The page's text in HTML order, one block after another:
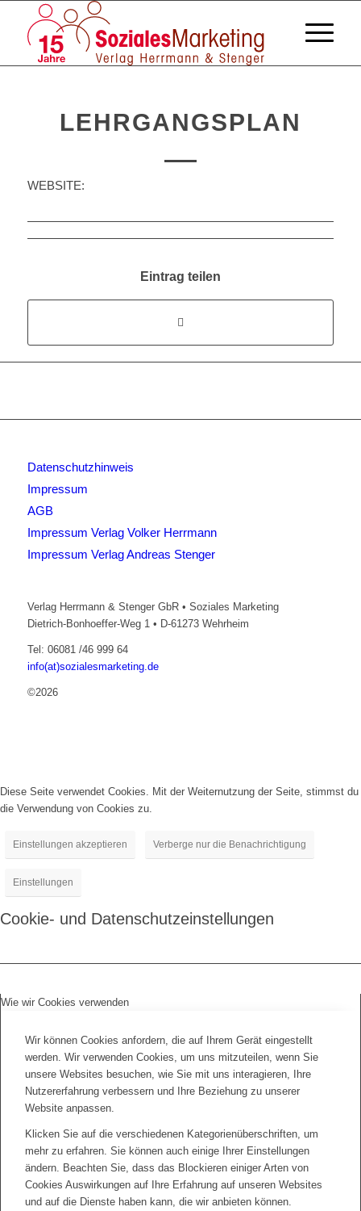
LEHRGANGSPLAN
WEBSITE:
Eintrag teilen
Datenschutzhinweis
Impressum
AGB
Impressum Verlag Volker Herrmann
Impressum Verlag Andreas Stenger
Verlag Herrmann & Stenger GbR • Soziales Marketing
Dietrich-Bonhoeffer-Weg 1 • D-61273 Wehrheim
Tel: 06081 /46 999 64
info(at)sozialesmarketing.de
©2026
Diese Seite verwendet Cookies. Mit der Weiternutzung der Seite, stimmst du
die Verwendung von Cookies zu.
Einstellungen akzeptieren Verberge nur die Benachrichtigung
Einstellungen
Cookie- und Datenschutzeinstellungen
Wie wir Cookies verwenden
Wir können Cookies anfordern, die auf Ihrem Gerät eingestellt
werden. Wir verwenden Cookies, um uns mitzuteilen, wenn Sie
unsere Websites besuchen, wie Sie mit uns interagieren, Ihre
Nutzererfahrung verbessern und Ihre Beziehung zu unserer
Website anpassen.
Klicken Sie auf die verschiedenen Kategorienüberschriften, um
mehr zu erfahren. Sie können auch einige Ihrer Einstellungen
ändern. Beachten Sie, dass das Blockieren einiger Arten von
Cookies Auswirkungen auf Ihre Erfahrung auf unseren Websites
und auf die Dienste haben kann, die wir anbieten können.